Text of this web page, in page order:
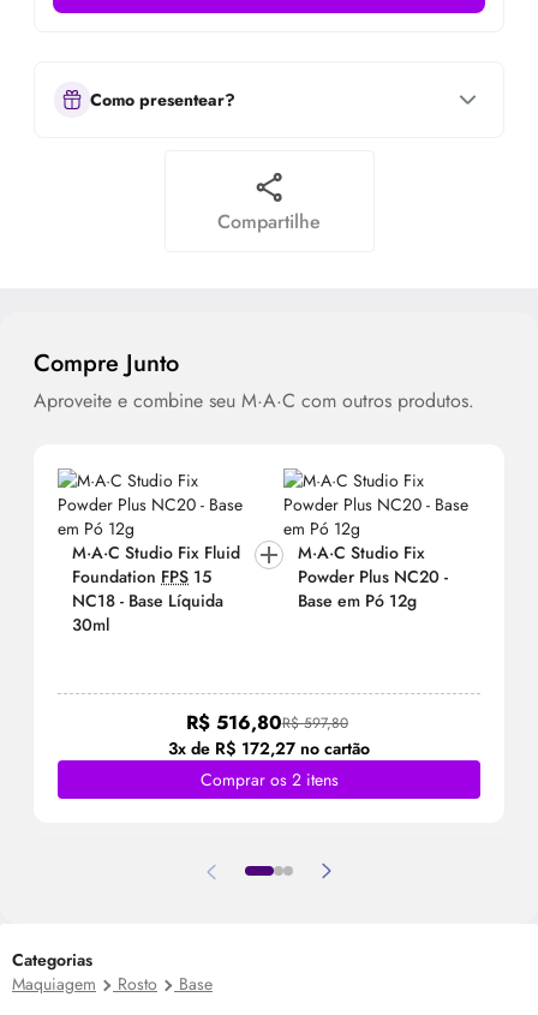
Como presentear?
Compartilhe
Compre Junto
Aproveite e combine seu M·A·C com outros produtos.
M·A·C Studio Fix Fluid
Foundation FPS 15
NC18 - Base Líquida
30ml
M·A·C Studio Fix
Powder Plus NC20 -
Base em Pó 12g
R$ 597,80
R$ 516,80
3x de R$ 172,27 no cartão
Comprar os 2 itens
Categorias
Maquiagem
Rosto
Base